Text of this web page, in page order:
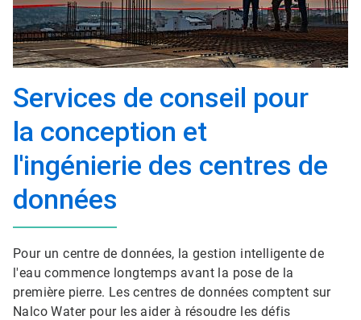
Services de conseil pour
la conception et
l'ingénierie des centres de
données
Pour un centre de données, la gestion intelligente de
l'eau commence longtemps avant la pose de la
première pierre. Les centres de données comptent sur
Nalco Water pour les aider à résoudre les défis